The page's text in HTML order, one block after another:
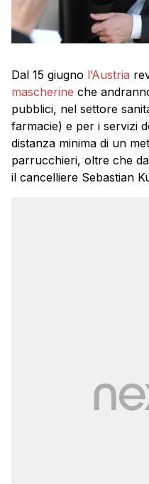
Dal 15 giugno l’Austria
mascherine che
pubblici, nel settore
farmacie) e per i servizi
distanza minima di un
parrucchieri, oltre che
il cancelliere Sebastian